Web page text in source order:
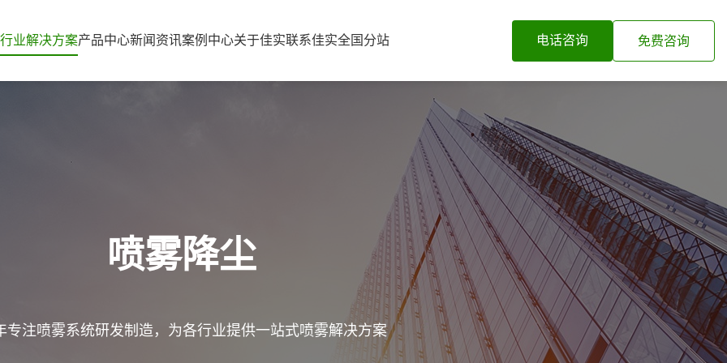
行业解决方案产品中心新闻资讯案例中心关于佳实联系佳实全国分站 电话咨询 免费咨询
喷雾降尘
专注喷雾系统研发制造，为各行业提供一站式喷雾解决方案